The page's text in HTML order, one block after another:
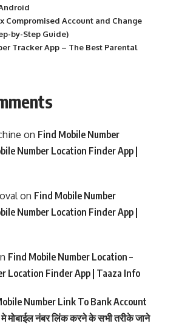
Compromised Account and Change
by-Step Guide)
Tracker App – The Best Parental
on Find Mobile Number
Number Location Finder App |
on Find Mobile Number
Number Location Finder App |
Find Mobile Number Location –
Location Finder App | Taaza Info
Number Link To Bank Account
मोबाईल नंबर लिंक करने के सभी तरीके जाने